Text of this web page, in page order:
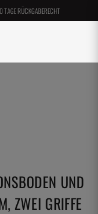
TAGE RÜCKGABERECHT
UND
ZWEI GRIFFE